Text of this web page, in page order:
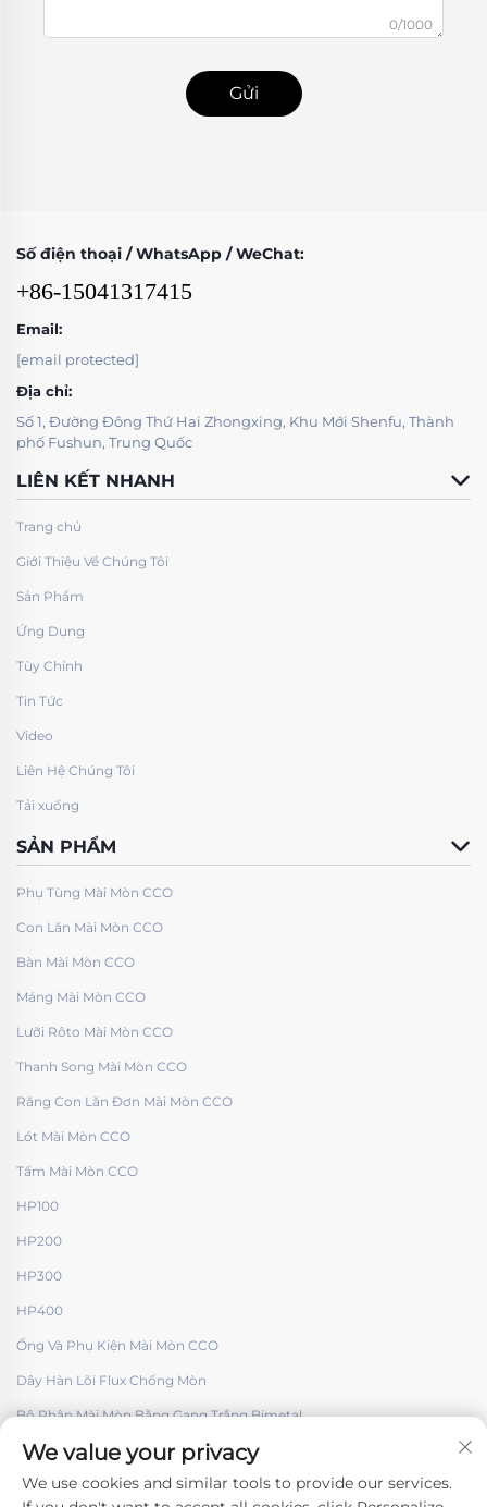
0/1000
Gửi
Số điện thoại / WhatsApp / WeChat:
+86-15041317415
Email:
[email protected]
Địa chỉ:
Số 1, Đường Đông Thứ Hai Zhongxing, Khu Mới Shenfu, Thành
phố Fushun, Trung Quốc
LIÊN KẾT NHANH
Trang chủ
Giới Thiệu Về Chúng Tôi
Sản Phẩm
Ứng Dụng
Tùy Chỉnh
Tin Tức
Video
Liên Hệ Chúng Tôi
Tải xuống
SẢN PHẨM
Phụ Tùng Mài Mòn CCO
Con Lăn Mài Mòn CCO
Bàn Mài Mòn CCO
Máng Mài Mòn CCO
Lưỡi Rôto Mài Mòn CCO
Thanh Song Mài Mòn CCO
Răng Con Lăn Đơn Mài Mòn CCO
Lót Mài Mòn CCO
Tấm Mài Mòn CCO
HP100
HP200
HP300
HP400
Ống Và Phụ Kiện Mài Mòn CCO
Dây Hàn Lõi Flux Chống Mòn
Bộ Phận Mài Mòn Bằng Gang Trắng Bimetal
We value your privacy
We use cookies and similar tools to provide our services.